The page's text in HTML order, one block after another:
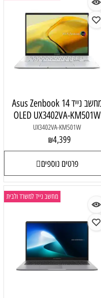
מחשב נייד Asus Zenbook 14
OLED UX3402VA-KM501W
UX3402VA-KM501W
₪4,399
פרטים נוספים
מחשב נייד למשרד ולבית